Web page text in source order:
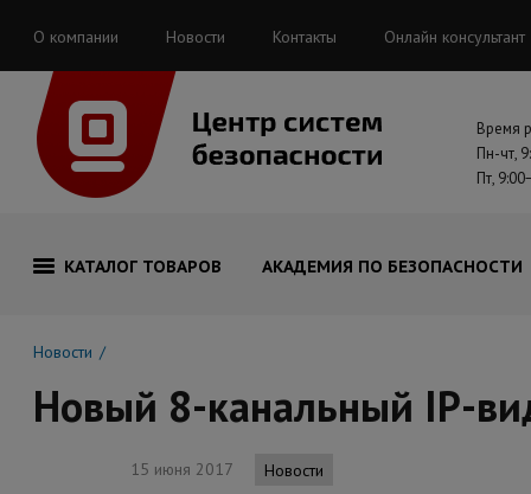
О компании Новости Контакты Онлайн консультант
Время
Пн-чт,
Пт,
КАТАЛОГ ТОВАРОВ АКАДЕМИЯ ПО БЕЗОПАСНОСТИ
Новости
Новый 8-канальный IP-
15 июня 2017 Новости